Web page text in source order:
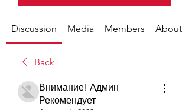
Discussion Media Members About
Back
Внимание! Админ
Рекомендует